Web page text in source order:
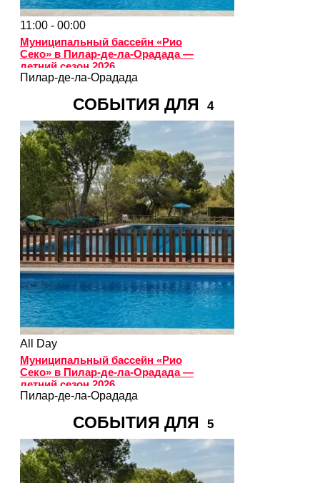
11:00 - 00:00
Муниципальный бассейн «Рио
Секо» в Пилар-де-ла-Орадада —
летний сезон 2026
Пилар-де-ла-Орадада
СОБЫТИЯ ДЛЯ 4
All Day
Муниципальный бассейн «Рио
Секо» в Пилар-де-ла-Орадада —
летний сезон 2026
Пилар-де-ла-Орадада
СОБЫТИЯ ДЛЯ 5